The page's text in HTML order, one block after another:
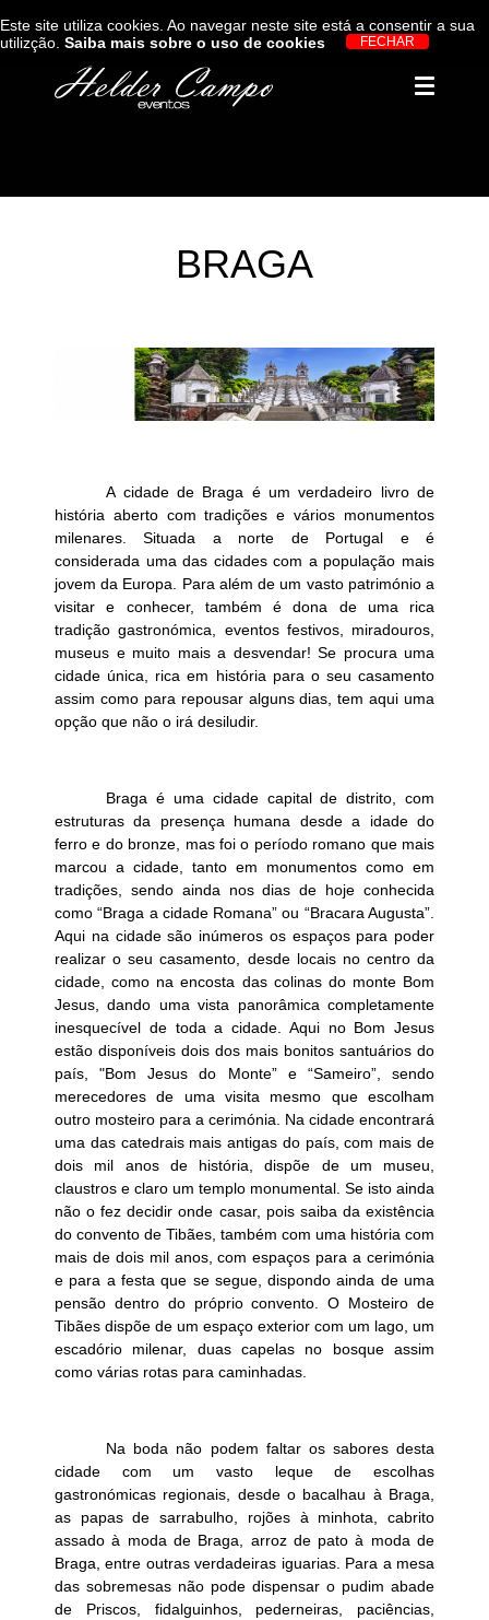
BRAGA
A cidade de Braga é um verdadeiro livro de
história aberto com tradições e vários monumentos
milenares. Situada a norte de Portugal e é
considerada uma das cidades com a população mais
jovem da Europa. Para além de um vasto património a
visitar e conhecer, também é dona de uma rica
tradição gastronómica, eventos festivos, miradouros,
museus e muito mais a desvendar! Se procura uma
cidade única, rica em história para o seu casamento
assim como para repousar alguns dias, tem aqui uma
opção que não o irá desiludir.
Braga é uma cidade capital de distrito, com
estruturas da presença humana desde a idade do
ferro e do bronze, mas foi o período romano que mais
marcou a cidade, tanto em monumentos como em
tradições, sendo ainda nos dias de hoje conhecida
como “Braga a cidade Romana” ou “Bracara Augusta”.
Aqui na cidade são inúmeros os espaços para poder
realizar o seu casamento, desde locais no centro da
cidade, como na encosta das colinas do monte Bom
Jesus, dando uma vista panorâmica completamente
inesquecível de toda a cidade. Aqui no Bom Jesus
estão disponíveis dois dos mais bonitos santuários do
país, "Bom Jesus do Monte” e “Sameiro”, sendo
merecedores de uma visita mesmo que escolham
outro mosteiro para a cerimónia. Na cidade encontrará
uma das catedrais mais antigas do país, com mais de
dois mil anos de história, dispõe de um museu,
claustros e claro um templo monumental. Se isto ainda
não o fez decidir onde casar, pois saiba da existência
do convento de Tibães, também com uma história com
mais de dois mil anos, com espaços para a cerimónia
e para a festa que se segue, dispondo ainda de uma
pensão dentro do próprio convento. O Mosteiro de
Tibães dispõe de um espaço exterior com um lago, um
escadório milenar, duas capelas no bosque assim
como várias rotas para caminhadas.
Na boda não podem faltar os sabores desta
cidade com um vasto leque de escolhas
gastronómicas regionais, desde o bacalhau à Braga,
as papas de sarrabulho, rojões à minhota, cabrito
assado à moda de Braga, arroz de pato à moda de
Braga, entre outras verdadeiras iguarias. Para a mesa
das sobremesas não pode dispensar o pudim abade
de Priscos, fidalguinhos, pederneiras, paciências,
Este site utiliza cookies. Ao navegar neste site está a consentir a sua
utilizção. Saiba mais sobre o uso de cookies